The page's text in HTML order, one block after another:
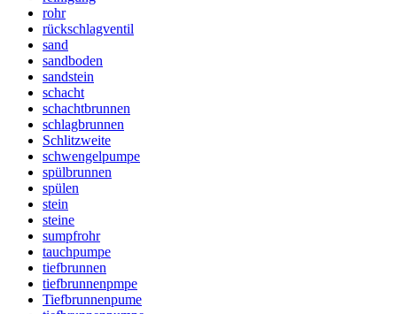
rohr
rückschlagventil
sand
sandboden
sandstein
schacht
schachtbrunnen
schlagbrunnen
Schlitzweite
schwengelpumpe
spülbrunnen
spülen
stein
steine
sumpfrohr
tauchpumpe
tiefbrunnen
tiefbrunnenpmpe
Tiefbrunnenpume